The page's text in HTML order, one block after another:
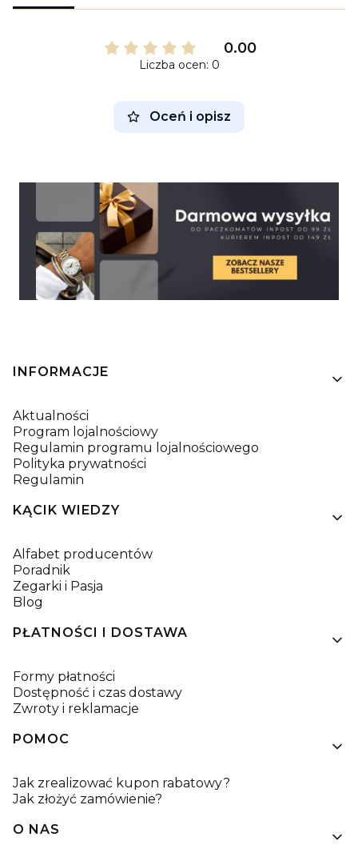
0.00
Liczba ocen: 0
Oceń i opisz
Linki w stopce
INFORMACJE
Aktualności
Program lojalnościowy
Regulamin programu lojalnościowego
Polityka prywatności
Regulamin
KĄCIK WIEDZY
Alfabet producentów
Poradnik
Zegarki i Pasja
Blog
PŁATNOŚCI I DOSTAWA
Formy płatności
Dostępność i czas dostawy
Zwroty i reklamacje
POMOC
Jak zrealizować kupon rabatowy?
Jak złożyć zamówienie?
O NAS